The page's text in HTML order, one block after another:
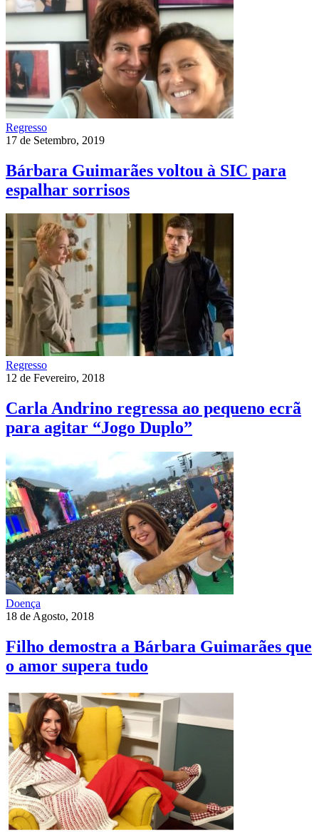
Regresso
17 de Setembro, 2019
Bárbara Guimarães voltou à SIC para
espalhar sorrisos
Regresso
12 de Fevereiro, 2018
Carla Andrino regressa ao pequeno ecrã
para agitar “Jogo Duplo”
Doença
18 de Agosto, 2018
Filho demostra a Bárbara Guimarães que
o amor supera tudo